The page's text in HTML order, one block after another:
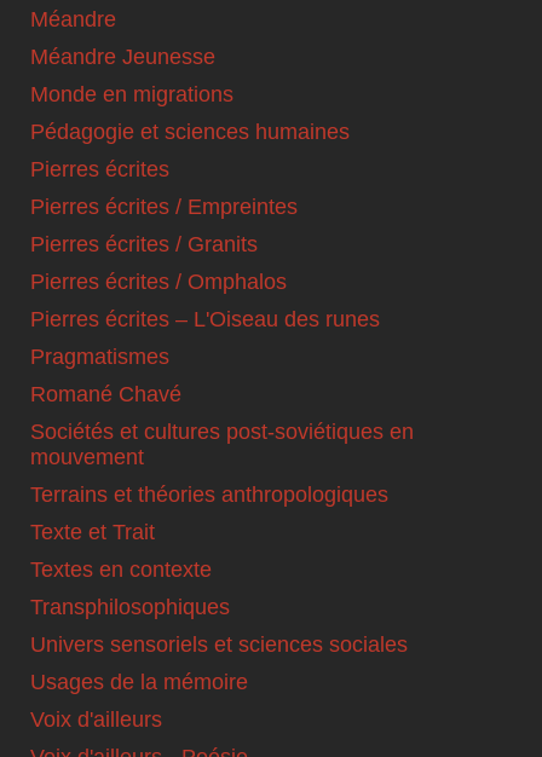
Méandre
Méandre Jeunesse
Monde en migrations
Pédagogie et sciences humaines
Pierres écrites
Pierres écrites / Empreintes
Pierres écrites / Granits
Pierres écrites / Omphalos
Pierres écrites – L'Oiseau des runes
Pragmatismes
Romané Chavé
Sociétés et cultures post-soviétiques en
mouvement
Terrains et théories anthropologiques
Texte et Trait
Textes en contexte
Transphilosophiques
Univers sensoriels et sciences sociales
Usages de la mémoire
Voix d'ailleurs